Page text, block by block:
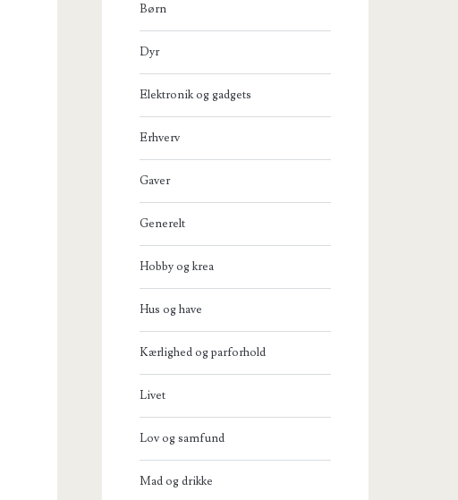
Børn
Dyr
Elektronik og gadgets
Erhverv
Gaver
Generelt
Hobby og krea
Hus og have
Kærlighed og parforhold
Livet
Lov og samfund
Mad og drikke